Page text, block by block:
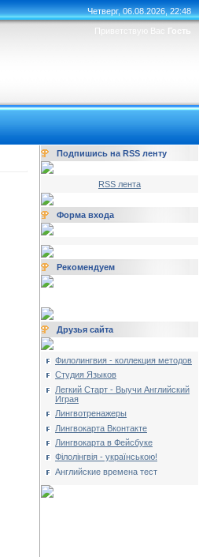
Четверг, 06.08.2026, 22:48
Приветствую Вас Гость
Подпишись на RSS ленту
RSS лента
Форма входа
Рекомендуем
Друзья сайта
Филолингвия - коллекция методов
Студия Языков
Легкий Старт - Выучи Английский
Играя
Лингвотренажеры
Лингвокарта Вконтакте
Лингвокарта в Фейсбуке
Філолінгвія - українською!
Английские времена тест